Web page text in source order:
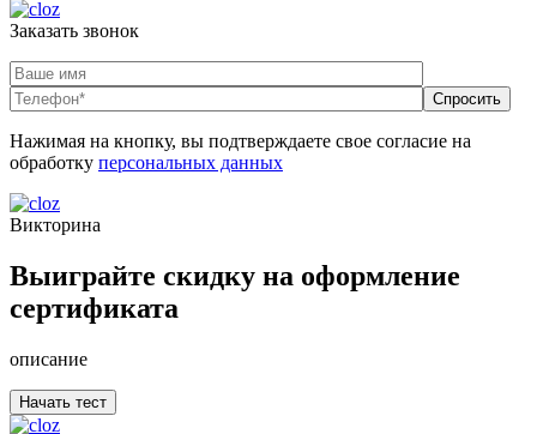
Заказать звонок
Нажимая на кнопку, вы подтверждаете свое согласие на
обработку персональных данных
Викторина
Выиграйте скидку на оформление
сертификата
описание